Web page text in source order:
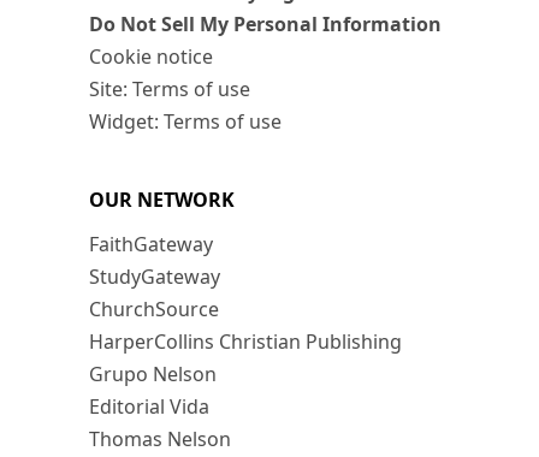
Do Not Sell My Personal Information
Cookie notice
Site: Terms of use
Widget: Terms of use
OUR NETWORK
FaithGateway
StudyGateway
ChurchSource
HarperCollins Christian Publishing
Grupo Nelson
Editorial Vida
Thomas Nelson